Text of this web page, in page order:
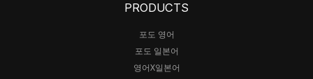
PRODUCTS
포도 영어
포도 일본어
영어X일본어